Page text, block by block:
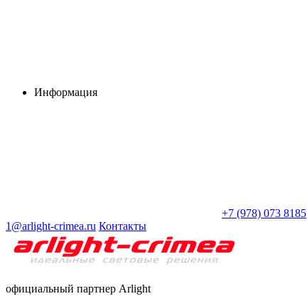
Информация
+7 (978) 073 8185
1@arlight-crimea.ru Контакты
официальный партнер Arlight